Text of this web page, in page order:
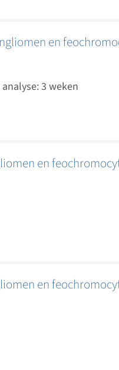
en
3 weken
en
en